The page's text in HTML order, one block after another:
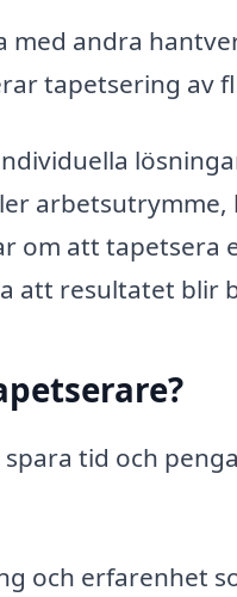
med andra
tapetsering av
om att tapetsera
att resultatet blir
tid och
och erfarenhet